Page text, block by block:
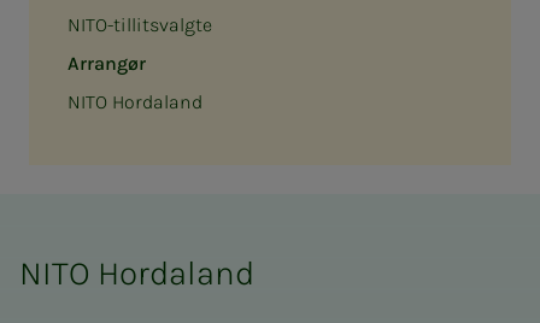
NITO-tillitsvalgte
Arrangør
NITO Hordaland
NITO Hordaland